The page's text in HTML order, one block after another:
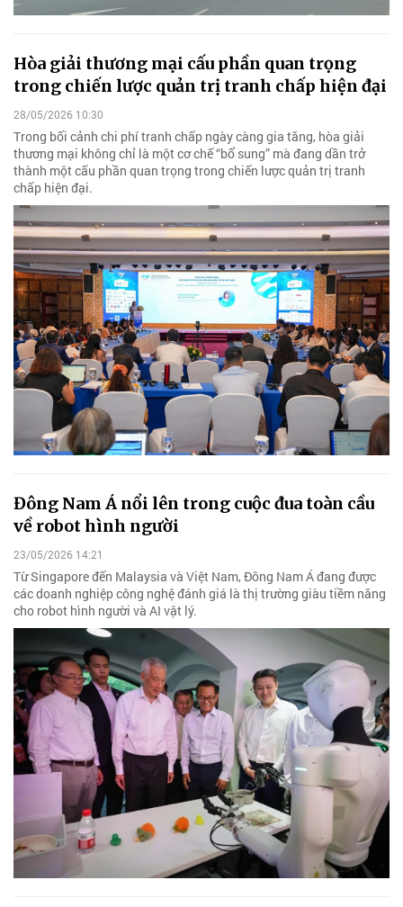
Hòa giải thương mại cấu phần quan trọng
trong chiến lược quản trị tranh chấp hiện đại
28/05/2026 10:30
Trong bối cảnh chi phí tranh chấp ngày càng gia tăng, hòa giải
thương mại không chỉ là một cơ chế “bổ sung” mà đang dần trở
thành một cấu phần quan trọng trong chiến lược quản trị tranh
chấp hiện đại.
Đông Nam Á nổi lên trong cuộc đua toàn cầu
về robot hình người
23/05/2026 14:21
Từ Singapore đến Malaysia và Việt Nam, Đông Nam Á đang được
các doanh nghiệp công nghệ đánh giá là thị trường giàu tiềm năng
cho robot hình người và AI vật lý.